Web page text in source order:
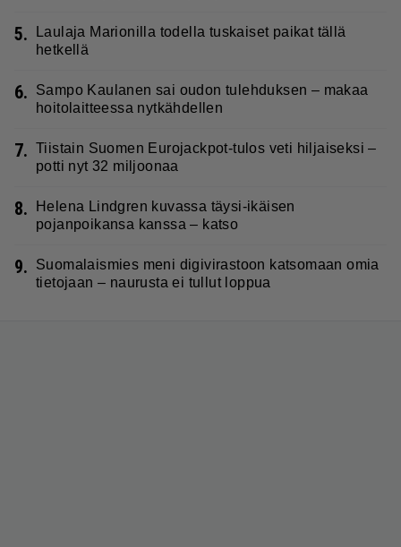
5.
Laulaja Marionilla todella tuskaiset paikat tällä
hetkellä
6.
Sampo Kaulanen sai oudon tulehduksen – makaa
hoitolaitteessa nytkähdellen
7. Tiistain Suomen Eurojackpot-tulos veti hiljaiseksi –
potti nyt 32 miljoonaa
8.
Helena Lindgren kuvassa täysi-ikäisen
pojanpoikansa kanssa – katso
9.
Suomalaismies meni digivirastoon katsomaan omia
tietojaan – naurusta ei tullut loppua